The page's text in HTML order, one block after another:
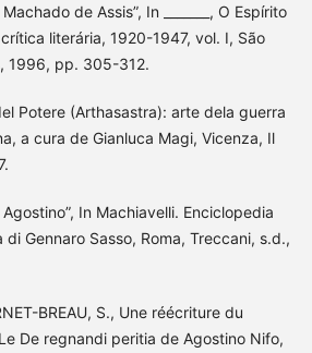
Machado de Assis”, In _______, O Espírito
literária, 1920-1947, vol. I, São
1996, pp. 305-312.
Potere (Arthasastra): arte dela guerra
a cura de Gianluca Magi, Vicenza, Il
Agostino”, In Machiavelli. Enciclopedia
Gennaro Sasso, Roma, Treccani, s.d.,
BREAU, S., Une réécriture du
De regnandi peritia de Agostino Nifo,